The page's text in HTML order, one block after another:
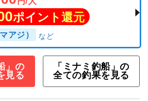
ポイント還元
アジ）
」の
見る
「ミナミ釣船」の
全ての釣果を見る